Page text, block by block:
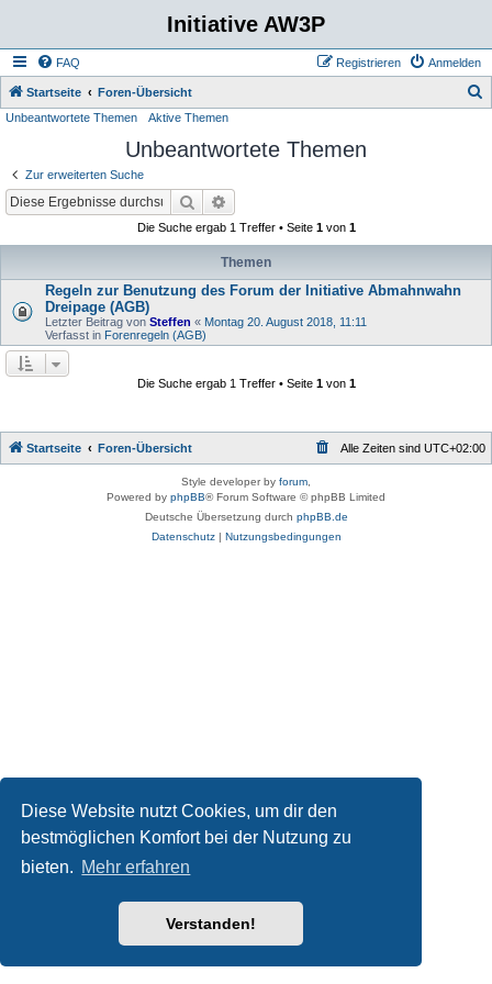
Diese Website nutzt Cookies, um dir den
bestmöglichen Komfort bei der Nutzung zu
bieten. Mehr erfahren
Verstanden!
Initiative AW3P
FAQ Anmelden
Registrieren
Startseite Foren-Übersicht
Unbeantwortete Themen Aktive Themen
Unbeantwortete Themen
Zur erweiterten Suche
Suche
Die Suche ergab 1 Treffer • Seite 1von 1
Themen
Regeln zur Benutzung des Forum der Initiative Abmahnwahn
Dreipage (AGB)
Letzter Beitrag von Steffen « Montag 20. August 2018, 11:11
Verfasst in Forenregeln (AGB)
Die Suche ergab 1 Treffer • Seite 1von 1
Startseite Foren-Übersicht Alle Zeiten sind UTC+02:00
Style developer by forum
Powered by phpBB® Forum Software © phpBB Limited
Deutsche Übersetzung durch phpBB.de
Datenschutz| Nutzungsbedingungen